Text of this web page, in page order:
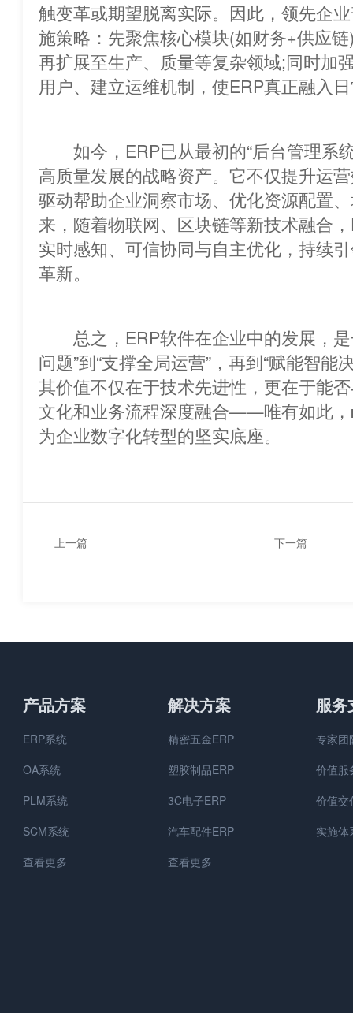
触变革或期望脱离实际。因此，领先企业
施策略：先聚焦核心模块(如财务+供应
再扩展至生产、质量等复杂领域;同时加
用户、建立运维机制，使ERP真正融入
如今，ERP已从最初的“后台管理系统”
高质量发展的战略资产。它不仅提升
驱动帮助企业洞察市场、优化资源配置
来，随着物联网、区块链等新技术融合
实时感知、可信协同与自主优化，持续
革新。
总之，ERP软件在企业中的发展，是
问题”到“支撑全局运营”，再到“赋能智能
其价值不仅在于技术先进性，更在于能
文化和业务流程深度融合——唯有如此，
为企业数字化转型的坚实底座。
上一篇
下一篇
产品方案
ERP系统
OA系统
PLM系统
SCM系统
查看更多
解决方案
精密五金ERP
塑胶制品ERP
3C电子ERP
汽车配件ERP
查看更多
服务
专家团
价值服
价值交
实施体